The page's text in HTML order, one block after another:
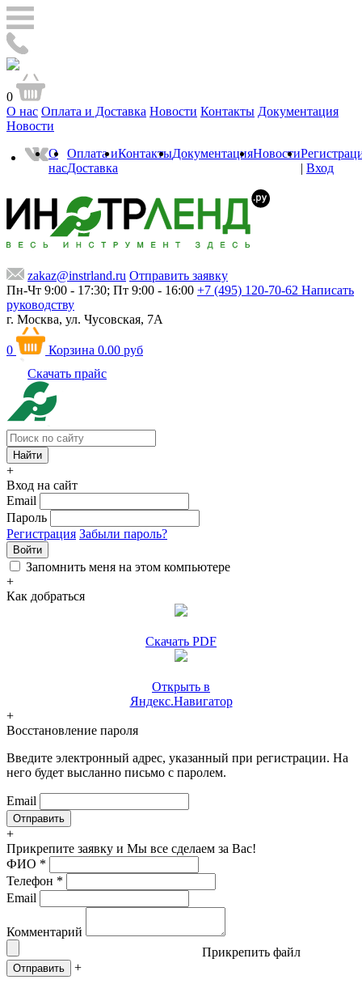
0
О нас Оплата и Доставка Новости Контакты Документация
Новости
О
нас
Оплата и
Доставка
КонтактыДокументацияНовости
| Вход
zakaz@instrland.ru Отправить заявку
Пн-Чт 9:00 - 17:30; Пт 9:00 - 16:00 +7 (495) 120-70-62 Написать
руководству
г. Москва, ул. Чусовская, 7А
0 Корзина 0.00 руб
Скачать прайс
+
Вход на сайт
Email
Пароль
Регистрация Забыли пароль?
Войти
Запомнить меня на этом компьютере
+
Как добраться
Скачать PDF
Открыть в
Яндекс.Навигатор
+
Восстановление пароля
Введите электронный адрес, указанный при регистрации. На
него будет высланно письмо с паролем.
Email
+
Прикрепите заявку и Мы все сделаем за Вас!
ФИО *
Телефон *
Email
Комментарий
Прикрепить файл
Отправить +